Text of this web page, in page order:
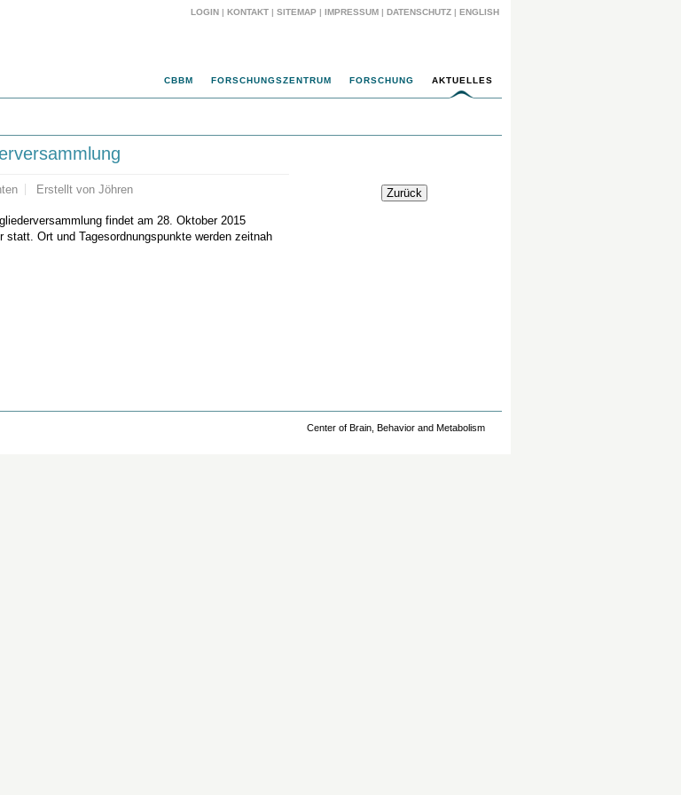
LOGIN | KONTAKT | SITEMAP | IMPRESSUM | DATENSCHUTZ | ENGLISH
CBBM FORSCHUNGSZENTRUM FORSCHUNG AKTUELLES
Erstellt von Jöhren
findet am 28. Oktober 2015
statt. Ort und Tagesordnungspunkte werden zeitnah
Center of Brain, Behavior and Metabolism